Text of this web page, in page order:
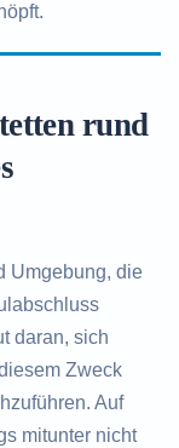
rund
Umgebung, die
daran, sich
Zweck
Auf
mitunter nicht